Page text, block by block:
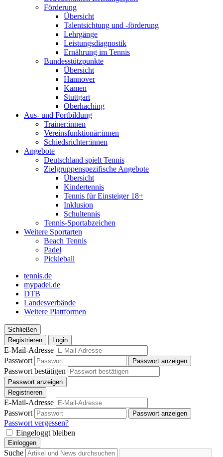
Förderung
Übersicht
Talentsichtung und -förderung
Lehrgänge
Leistungsdiagnostik
Ernährung im Tennis
Bundesstützpunkte
Übersicht
Hannover
Kamen
Stuttgart
Oberhaching
Aus- und Fortbildung
Trainer:innen
Vereinsfunktionär:innen
Schiedsrichter:innen
Angebote
Deutschland spielt Tennis
Zielgruppenspezifische Angebote
Übersicht
Kindertennis
Tennis für Einsteiger 18+
Inklusion
Schultennis
Tennis-Sportabzeichen
Weitere Sportarten
Beach Tennis
Padel
Pickleball
tennis.de
mypadel.de
DTB
Landesverbände
Weitere Plattformen
Schließen
Registrieren
Login
E-Mail-Adresse
Passwort
Passwort anzeigen
Passwort bestätigen
Passwort anzeigen
Registrieren
E-Mail-Adresse
Passwort
Passwort anzeigen
Passwort vergessen?
Eingeloggt bleiben
Einloggen
Suche